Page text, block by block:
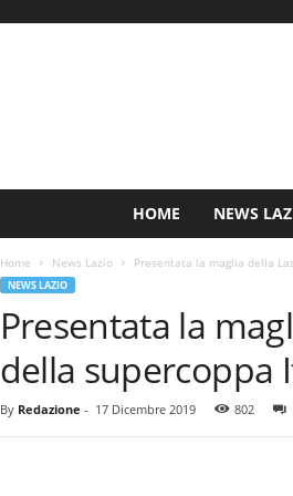
HOME NEWS
Home News Lazio Presentata la maglia della
NEWS LAZIO
Presentata la
della supercoppa
By Redazione - 17 Dicembre 2019 802